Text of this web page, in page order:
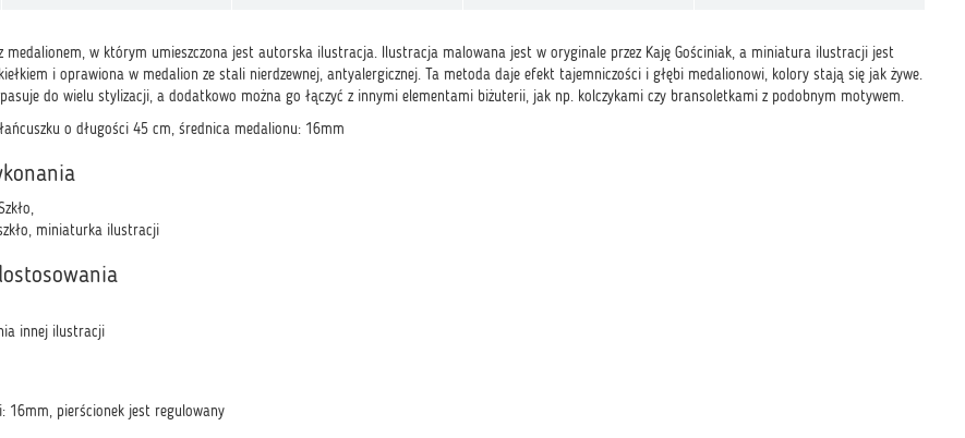
medalionem, w którym umieszczona jest autorska ilustracja. Ilustracja malowana jest w oryginale przez Kaję Gościniak, a miniatura ilustracji jest
i oprawiona w medalion ze stali nierdzewnej, antyalergicznej. Ta metoda daje efekt tajemniczości i głębi medalionowi, kolory stają się jak żywe.
do wielu stylizacji, a dodatkowo można go łączyć z innymi elementami biżuterii, jak np. kolczykami czy bransoletkami z podobnym motywem.
o długości 45 cm, średnica medalionu: 16mm
miniaturka ilustracji
innej ilustracji
16mm, pierścionek jest regulowany